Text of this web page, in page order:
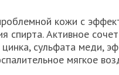
кожи с
спирта. Активное
сульфата меди,
мягкое